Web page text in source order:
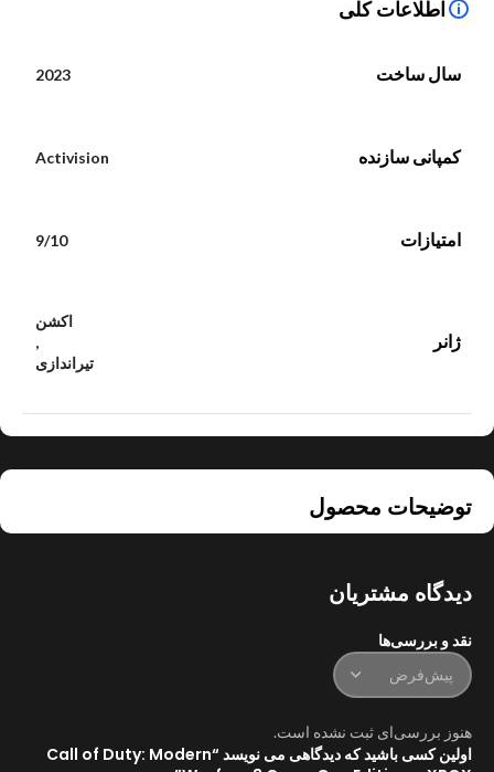
توضیحات محصول
اطلاعات کلی
سال ساخت 2023
کمپانی سازنده Activision
امتیازات 9/10
ژانر
اکشن
,
تیراندازی
دیدگاه مشتریان
نقد و بررسی‌ها
هنوز بررسی‌ای ثبت نشده است.
اولین کسی باشید که دیدگاهی می نویسد “Call of Duty: Modern